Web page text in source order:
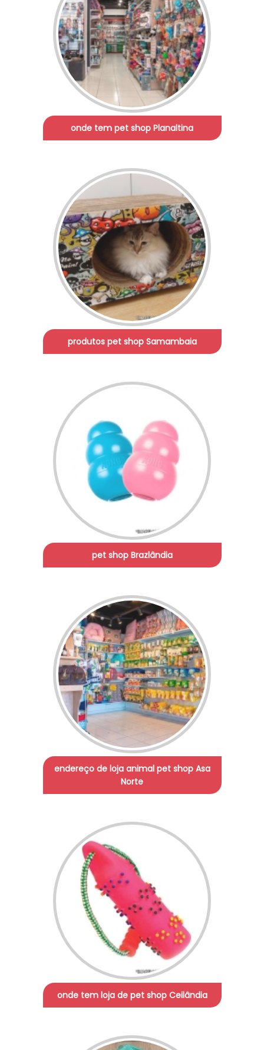
onde tem pet shop Planaltina
produtos pet shop Samambaia
pet shop Brazlândia
endereço de loja animal pet shop Asa
Norte
onde tem loja de pet shop Ceilândia